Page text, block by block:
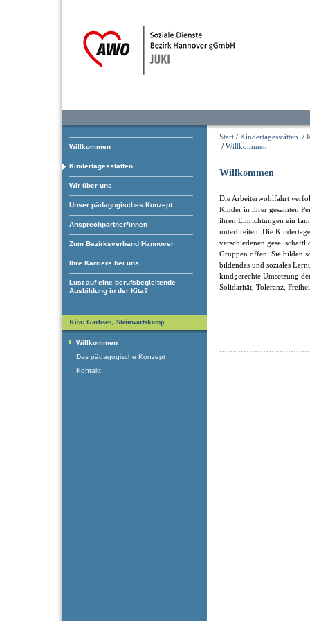
Willkommen
Kindertagesstätten
Wir über uns
Unser pädagogisches Konzept
Ansprechpartner*innen
Zum Bezirksverband Hannover
Ihre Karriere bei uns
Lust auf eine berufsbegleitende
Ausbildung in der Kita?
Start / Kindertagesstätten /
/ Willkommen
Willkommen
Die Arbeiterwohlfahrt
Kinder in ihrer gesamten
ihren Einrichtungen ein
unterbreiten. Die
verschiedenen
Gruppen offen. Sie bilden
bildendes und soziales
kindgerechte Umsetzung
Solidarität, Toleranz,
Kita: Garbsen, Steinwartskamp
Willkommen
Das pädagogische Konzept
Kontakt